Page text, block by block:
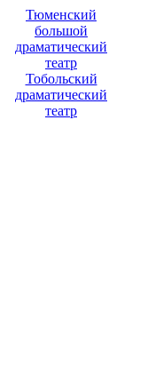
Тюменский
большой
драматический
театр
Тобольский
драматический
театр